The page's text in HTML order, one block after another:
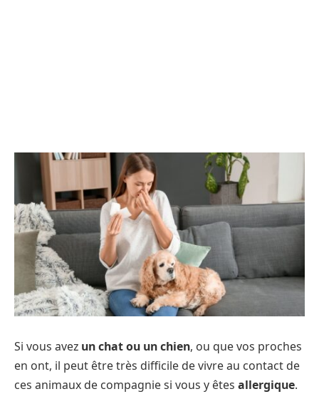
Si vous avez un chat ou un chien, ou que vos proches
en ont, il peut être très difficile de vivre au contact de
ces animaux de compagnie si vous y êtes allergique.